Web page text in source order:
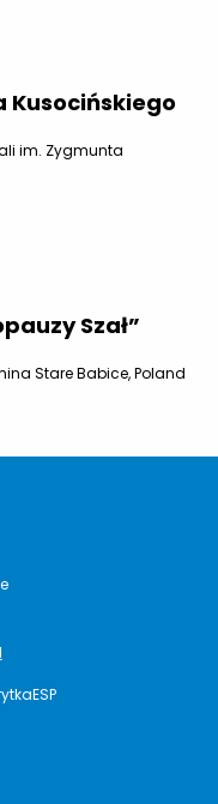
Kusocińskiego
im. Zygmunta
Szał”
Stare Babice, Poland